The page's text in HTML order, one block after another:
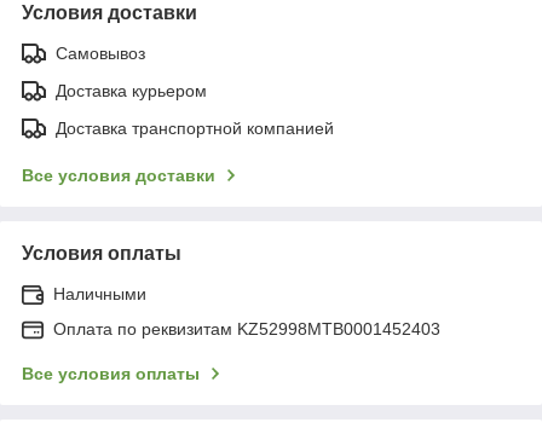
Условия доставки
Самовывоз
Доставка курьером
Доставка транспортной компанией
Все условия доставки
Условия оплаты
Наличными
Оплата по реквизитам KZ52998MTB0001452403
Все условия оплаты